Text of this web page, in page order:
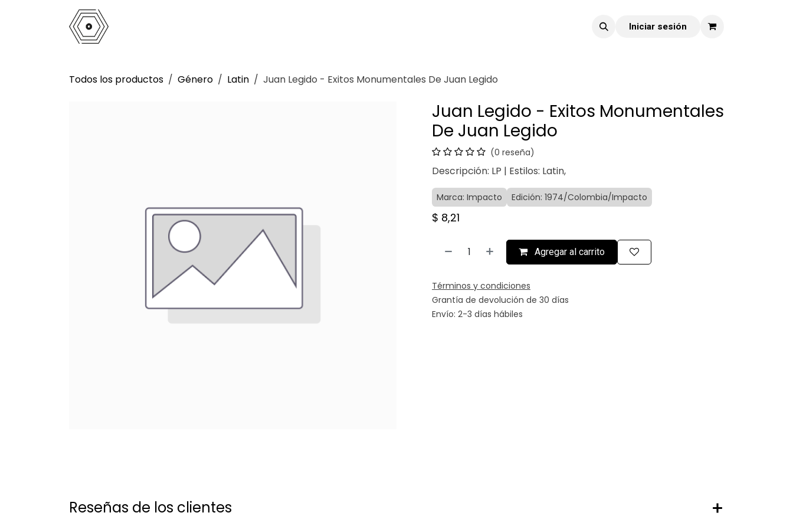
Iniciar sesión
Todos los productos Género Latin Juan Legido - Exitos Monumentales De Juan Legido
Juan Legido - Exitos Monumentales
De Juan Legido
(0 reseña)
Descripción: LP | Estilos: Latin,
Marca: Impacto Edición: 1974/Colombia/Impacto
$ 8,21
Agregar al carrito
Términos y condiciones
Grantía de devolución de 30 días
Envío: 2-3 días hábiles
Reseñas de los clientes